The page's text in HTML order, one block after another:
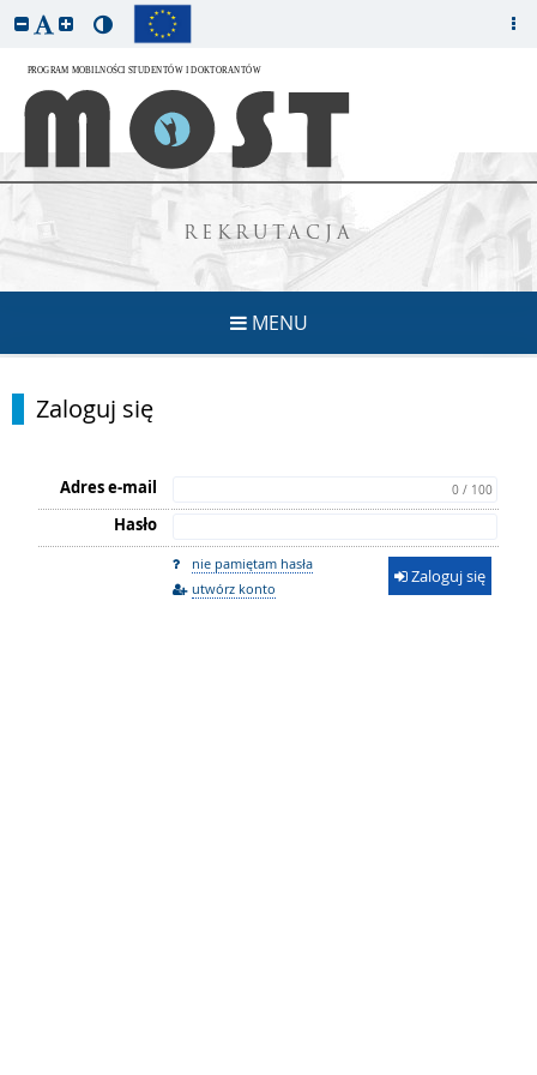
REKRUTACJA
MENU
Zaloguj się
Adres e-mail 0 / 100
Hasło
nie pamiętam hasła
utwórz konto
Zaloguj się